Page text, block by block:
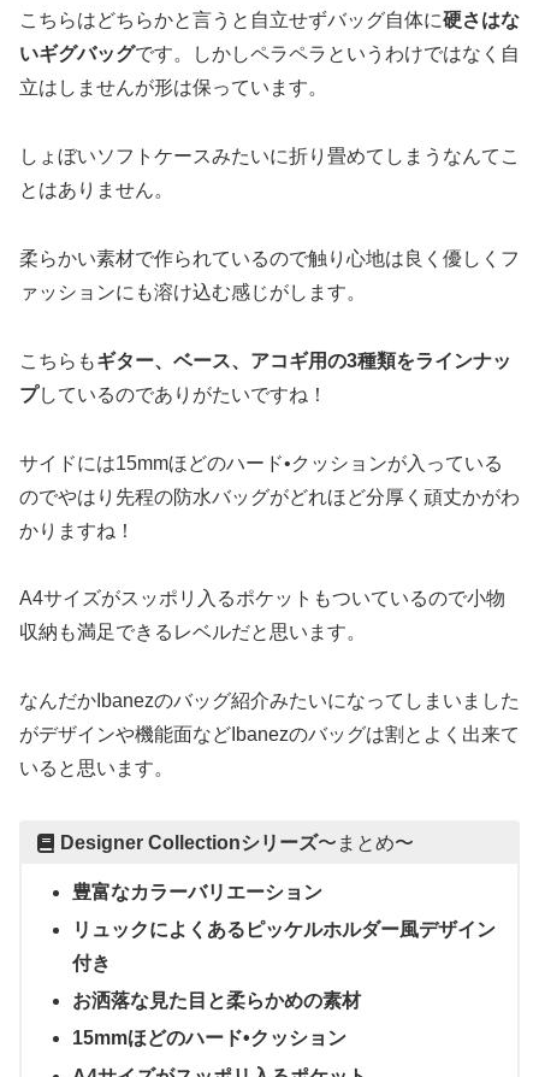
こちらはどちらかと言うと自立せずバッグ自体に硬さはな
いギグバッグです。しかしペラペラというわけではなく自
立はしませんが形は保っています。
しょぼいソフトケースみたいに折り畳めてしまうなんてこ
とはありません。
柔らかい素材で作られているので触り心地は良く優しくフ
ァッションにも溶け込む感じがします。
こちらもギター、ベース、アコギ用の3種類をラインナッ
プしているのでありがたいですね！
サイドには15mmほどのハード•クッションが入っている
のでやはり先程の防水バッグがどれほど分厚く頑丈かがわ
かりますね！
A4サイズがスッポリ入るポケットもついているので小物
収納も満足できるレベルだと思います。
なんだかIbanezのバッグ紹介みたいになってしまいました
がデザインや機能面などIbanezのバッグは割とよく出来て
いると思います。
Designer Collectionシリーズ〜まとめ〜
豊富なカラーバリエーション
リュックによくあるピッケルホルダー風デザイン
付き
お洒落な見た目と柔らかめの素材
15mmほどのハード•クッション